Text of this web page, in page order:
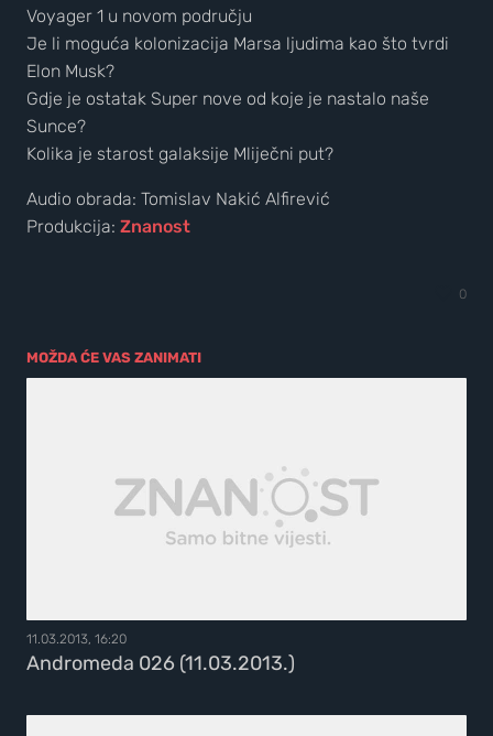
Voyager 1 u novom području
Je li moguća kolonizacija Marsa ljudima kao što tvrdi
Elon Musk?
Gdje je ostatak Super nove od koje je nastalo naše
Sunce?
Kolika je starost galaksije Mliječni put?
Audio obrada: Tomislav Nakić Alfirević
Produkcija: Znanost
0
MOŽDA ĆE VAS ZANIMATI
11.03.2013, 16:20
Andromeda 026 (11.03.2013.)